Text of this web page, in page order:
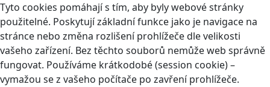
Tyto cookies pomáhají s tím, aby byly webové stránky
použitelné. Poskytují základní funkce jako je navigace na
stránce nebo změna rozlišení prohlížeče dle velikosti
vašeho zařízení. Bez těchto souborů nemůže web správně
fungovat. Používáme krátkodobé (session cookie) –
vymažou se z vašeho počítače po zavření prohlížeče.